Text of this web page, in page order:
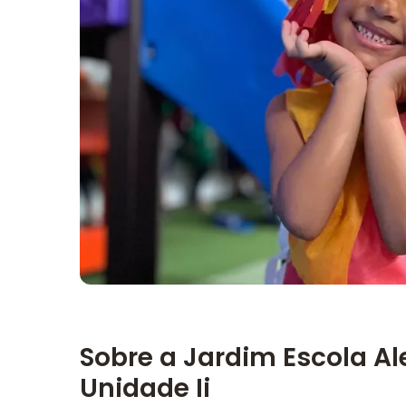
Sobre a Jardim Escola
Unidade Ii